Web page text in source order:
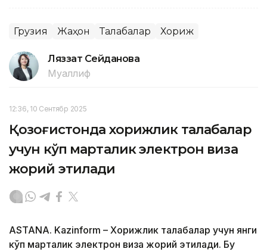
Грузия Жаҳон Талабалар Хориж
Ляззат Сейданова
Муаллиф
12:36, 10 Сентябр 2025
Қозоғистонда хорижлик талабалар
учун кўп марталик электрон виза
жорий этилади
ASTANA. Kazinform – Хорижлик талабалар учун янги
кўп марталик электрон виза жорий этилади. Бу